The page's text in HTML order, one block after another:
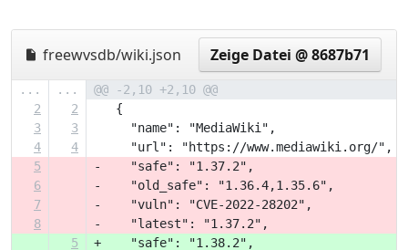
freewvsdb/wiki.json Zeige Datei @ 8687b71
... ...
@@ -2,10 +2,10 @@
2
2
   {
3
3
     "name": "MediaWiki",
4
4
     "url": "https://www.mediawiki.org/",
5
-    "safe": "1.37.2",
6
-    "old_safe": "1.36.4,1.35.6",
7
-    "vuln": "CVE-2022-28202",
8
-    "latest": "1.37.2",
5
+    "safe": "1.38.2",